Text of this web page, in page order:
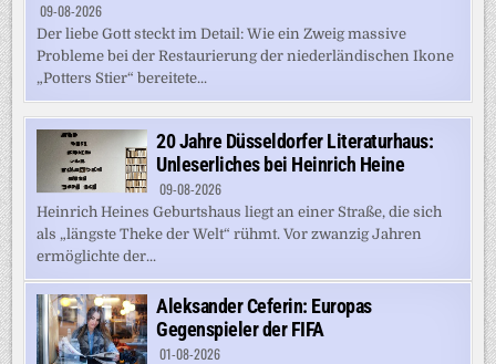
09-08-2026
Der liebe Gott steckt im Detail: Wie ein Zweig massive
Probleme bei der Restaurierung der niederländischen Ikone
„Potters Stier“ bereitete...
20 Jahre Düsseldorfer Literaturhaus:
Unleserliches bei Heinrich Heine
09-08-2026
Heinrich Heines Geburtshaus liegt an einer Straße, die sich
als „längste Theke der Welt“ rühmt. Vor zwanzig Jahren
ermöglichte der...
Aleksander Ceferin: Europas
Gegenspieler der FIFA
01-08-2026